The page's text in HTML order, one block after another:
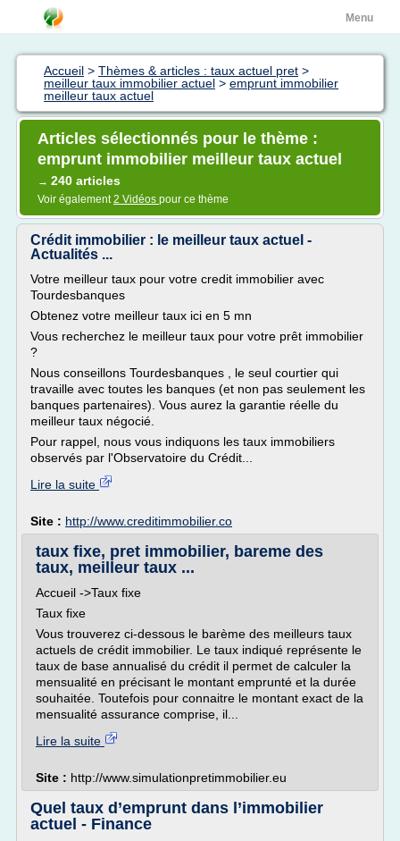
Menu
Accueil > Thèmes & articles : taux actuel pret >
meilleur taux immobilier actuel > emprunt immobilier
meilleur taux actuel
Articles sélectionnés pour le thème :
emprunt immobilier meilleur taux actuel
→ 240 articles
Voir également2 Vidéos pour ce thème
Crédit immobilier : le meilleur taux actuel -
Actualités ...
Votre meilleur taux pour votre credit immobilier avec
Tourdesbanques
Obtenez votre meilleur taux ici en 5 mn
Vous recherchez le meilleur taux pour votre prêt immobilier
?
Nous conseillons Tourdesbanques , le seul courtier qui
travaille avec toutes les banques (et non pas seulement les
banques partenaires). Vous aurez la garantie réelle du
meilleur taux négocié.
Pour rappel, nous vous indiquons les taux immobiliers
observés par l'Observatoire du Crédit...
Lire la suite
Site : http://www.creditimmobilier.co
taux fixe, pret immobilier, bareme des
taux, meilleur taux ...
Accueil ->Taux fixe
Taux fixe
Vous trouverez ci-dessous le barème des meilleurs taux
actuels de crédit immobilier. Le taux indiqué représente le
taux de base annualisé du crédit il permet de calculer la
mensualité en précisant le montant emprunté et la durée
souhaitée. Toutefois pour connaitre le montant exact de la
mensualité assurance comprise, il...
Lire la suite
Site : http://www.simulationpretimmobilier.eu
Quel taux d’emprunt dans l’immobilier
actuel - Finance